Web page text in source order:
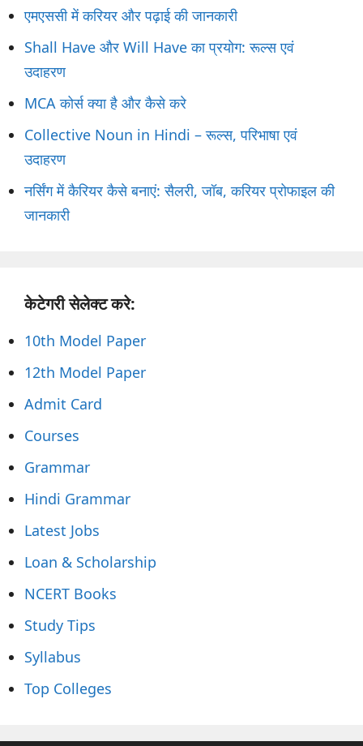
एमएससी में करियर और पढ़ाई की जानकारी
Shall Have और Will Have का प्रयोग: रूल्स एवं
उदाहरण
MCA कोर्स क्या है और कैसे करे
Collective Noun in Hindi – रूल्स, परिभाषा एवं
उदाहरण
नर्सिंग में कैरियर कैसे बनाएं: सैलरी, जॉब, करियर प्रोफाइल की
जानकारी
केटेगरी सेलेक्ट करे:
10th Model Paper
12th Model Paper
Admit Card
Courses
Grammar
Hindi Grammar
Latest Jobs
Loan & Scholarship
NCERT Books
Study Tips
Syllabus
Top Colleges